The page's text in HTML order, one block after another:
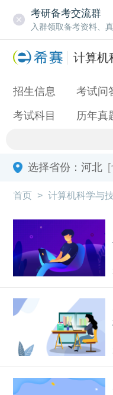
考研备考交流群
计算机
招生信息 考试问
考试科目 历年真
选择省份： 河北
首页 > 计算机科学与